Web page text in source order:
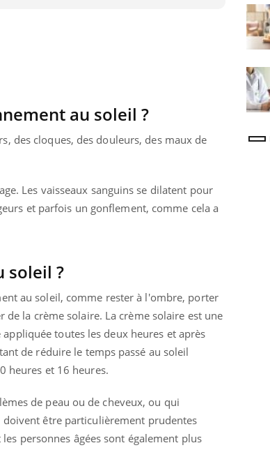
au soleil ?
des cloques, des douleurs, des maux de
Les vaisseaux sanguins se dilatent pour
et parfois un gonflement, comme cela a
soleil ?
au soleil, comme rester à l'ombre, porter
la crème solaire. La crème solaire est une
toutes les deux heures et après
de réduire le temps passé au soleil
heures et 16 heures.
de peau ou de cheveux, ou qui
être particulièrement prudentes
personnes âgées sont également plus